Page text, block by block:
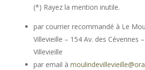
(*) Rayez la mention inutile.
par courrier recommandé à Le
Villevieille – 154 Av. des Cévennes
Villevieille
par email à